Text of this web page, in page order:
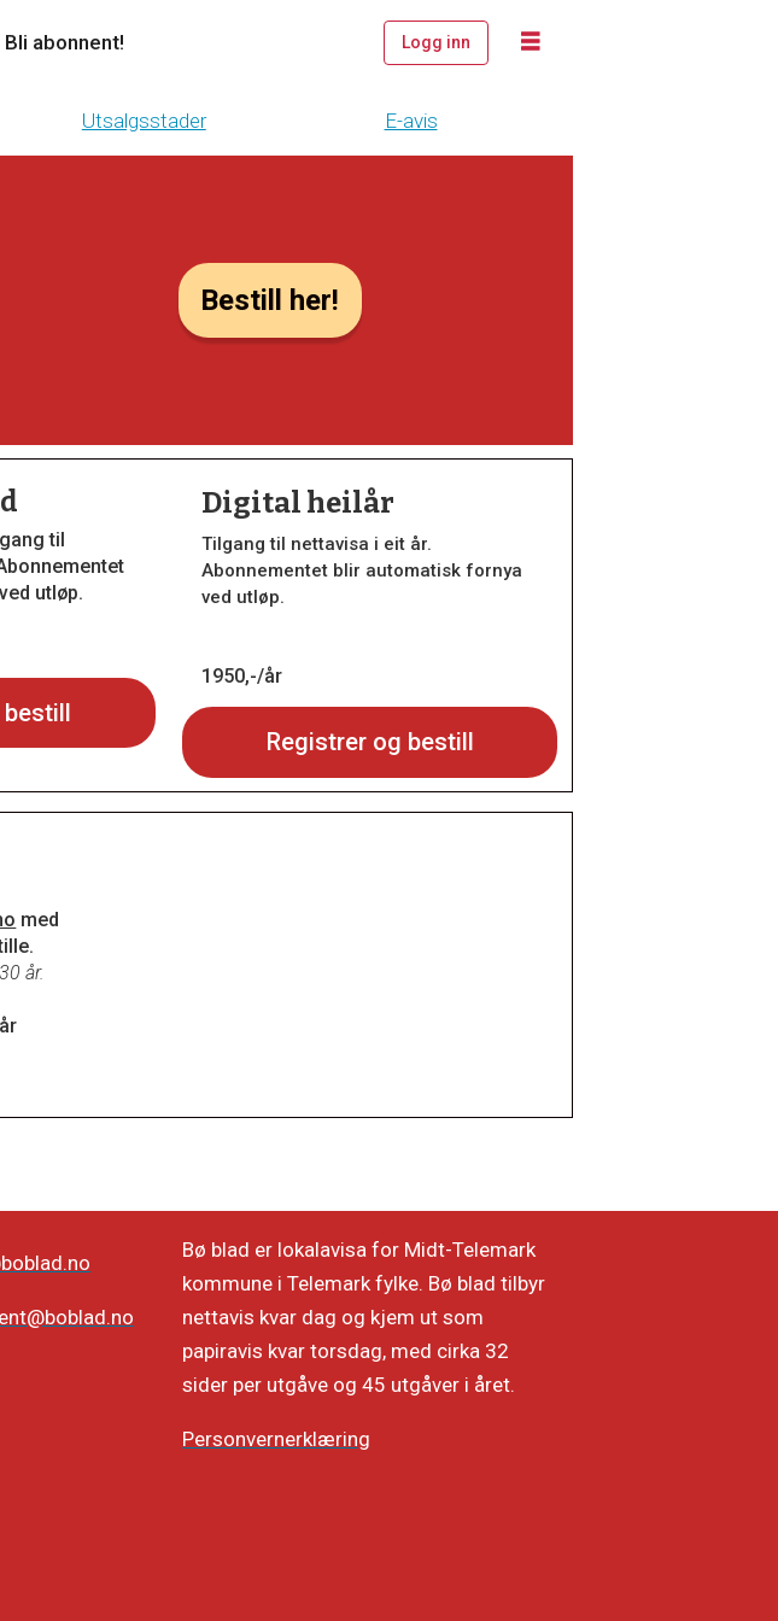
Bli abonnent! Logg inn
Utsalgsstader E-avis
Bestill her!
til
utløp.
bestill
Digital heilår
Tilgang til nettavisa i eit år.
Abonnementet blir automatisk fornya
ved utløp.
1950,-/år
Registrer og bestill
med
år.
Bø blad er lokalavisa for Midt-Telemark
kommune i Telemark fylke. Bø blad tilbyr
nettavis kvar dag og kjem ut som
papiravis kvar torsdag, med cirka 32
sider per utgåve og 45 utgåver i året.
Personvernerklæring